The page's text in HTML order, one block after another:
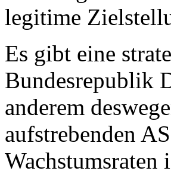
legitime
Es gibt eine
Bundesrepublik
anderem
aufstrebenden
Wachstumsraten